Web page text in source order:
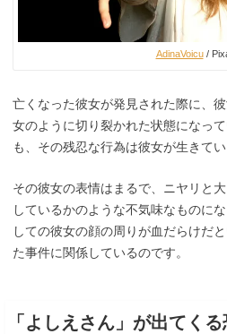
AdinaVoicu/
亡くなった彼女が発見された際に、
女のように切り裂かれた状態になっ
も、その残忍な行為は彼女が生きて
その彼女の表情はまるで、ニヤリと
しているかのような不気味なものに
しての彼女の顔の周りが血だらけだ
た事件に関係しているのです。
「よしえさん」が出てく